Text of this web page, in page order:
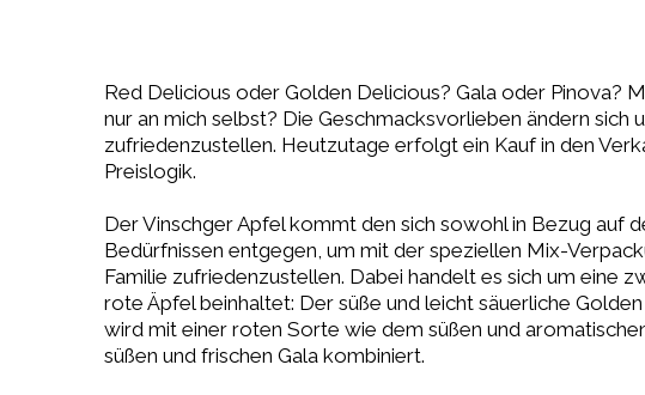
Red Delicious oder Golden Delicious? Gala oder Pinova?
nur an mich selbst? Die Geschmacksvorlieben ändern
zufriedenzustellen. Heutzutage erfolgt ein Kauf in den
Preislogik.
Der Vinschger Apfel kommt den sich sowohl in Bezug auf
Bedürfnissen entgegen, um mit der speziellen Mix-
Familie zufriedenzustellen. Dabei handelt es sich um eine
rote Äpfel beinhaltet: Der süße und leicht säuerliche
wird mit einer roten Sorte wie dem süßen und
süßen und frischen Gala kombiniert.